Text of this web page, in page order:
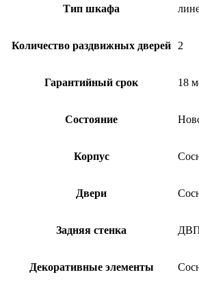
Тип шкафа
Количество раздвижных дверей 2
Гарантийный срок 18
Состояние
Корпус
Двери
Задняя стенка
Декоративные элементы